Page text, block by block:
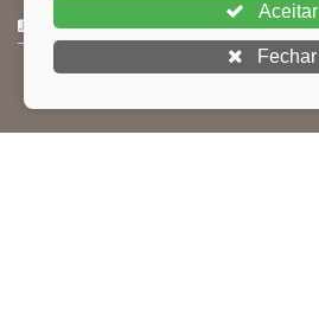
CURTA NOSSA FAN PAGE
Aceitar
Fechar